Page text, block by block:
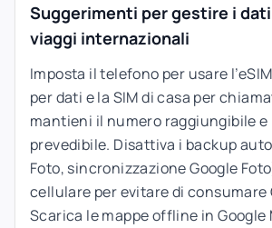
Suggerimenti per gestire i
viaggi internazionali
Imposta il telefono per usare
per dati e la SIM di casa per
mantieni il numero raggiungibile e
prevedibile. Disattiva i backup
Foto, sincronizzazione Google
cellulare per evitare di consumare
Scarica le mappe offline in Google